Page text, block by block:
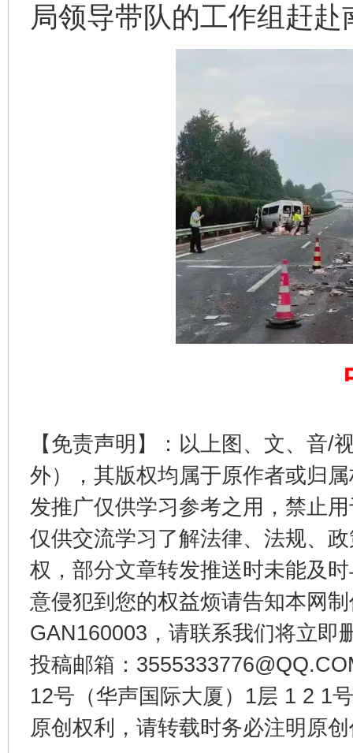
局领导带队的工作组赶
【免责声明】：以上图、文、音/
外），其版权均属于原作者或归
发推广仅供学习参考之用，禁止
仅供交流学习了解法律、法规、
权，部分文章转发推送时未能及
意侵犯到您的权益烦请告知本网
GAN160003，请联系我们将立即
投稿邮箱：
12号（华声国际大厦）1层 1 2 1
原创权利，请转载时务必注明原
东山县通报“牛蛙产品抗生素超标问题” 法